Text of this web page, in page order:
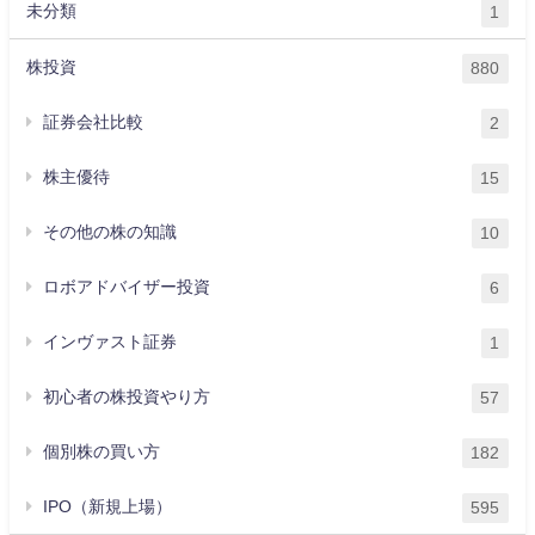
未分類 1
株投資 880
証券会社比較 2
株主優待 15
その他の株の知識 10
ロボアドバイザー投資 6
インヴァスト証券 1
初心者の株投資やり方 57
個別株の買い方 182
IPO（新規上場） 595